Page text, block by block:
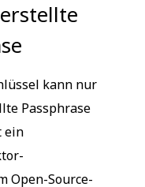
kann nur
Passphrase
ein
Open-Source-